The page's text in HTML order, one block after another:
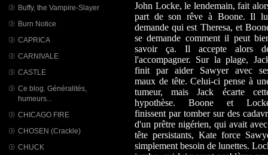
Buffy, the Vampire-Slayer
Burn Notice
CAPRICA
CARNIVALE
CASTLE
Ce blog. Généralités,
humeurs...
CHICAGO FIRE
CHOSEN (Crackle)
CHUCK
John Locke, le lendemain, fait
part de son rêve à Boone. Il
demande qui est Theresa, et
se demande comment il peut
savoir ça. Il accepte alors
l'accompagner. Sur la plage,
finit par aider Sawyer avec
maux de tête. Celui-ci pense à
tumeur, mais Jack écarte
hypothèse. Boone et
finissent par tomber sur des
d'un prêtre nigérien, qui avait
tête persistants, Kate force
simplement besoin de lunettes.